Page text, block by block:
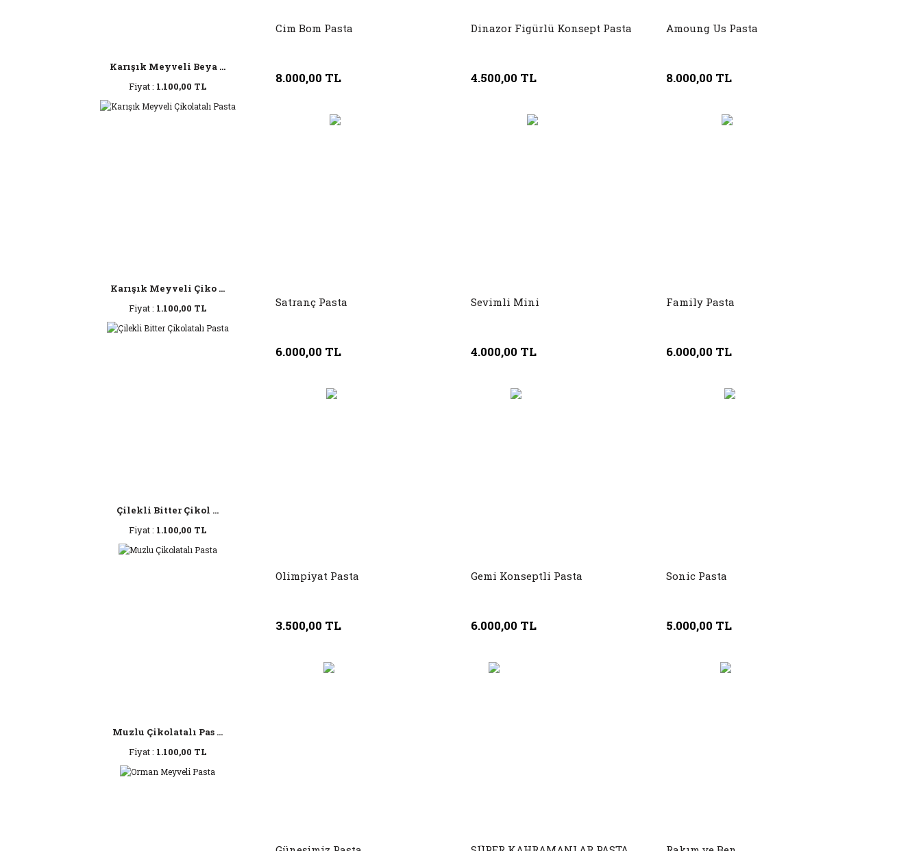
Karışık Meyveli Beya ...
Fiyat : 1.100,00 TL
Karışık Meyveli Çiko ...
Fiyat : 1.100,00 TL
Çilekli Bitter Çikol ...
Fiyat : 1.100,00 TL
Muzlu Çikolatalı Pas ...
Fiyat : 1.100,00 TL
Cim Bom Pasta
8.000,00 TL
Dinazor Figürlü Konsept Pasta
4.500,00 TL
Amoung Us Pasta
8.000,00 TL
Satranç Pasta
6.000,00 TL
Sevimli Mini
4.000,00 TL
Family Pasta
6.000,00 TL
Olimpiyat Pasta
3.500,00 TL
Gemi Konseptli Pasta
6.000,00 TL
Sonic Pasta
5.000,00 TL